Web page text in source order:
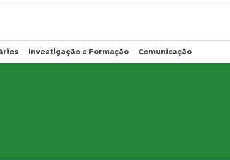
Investigação e Formação Comunicação